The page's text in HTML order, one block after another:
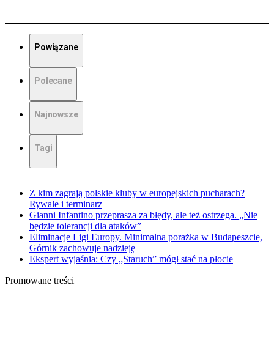
Powiązane
Polecane
Najnowsze
Tagi
Z kim zagrają polskie kluby w europejskich pucharach?
Rywale i terminarz
Gianni Infantino przeprasza za błędy, ale też ostrzega. „Nie
będzie tolerancji dla ataków”
Eliminacje Ligi Europy. Minimalna porażka w Budapeszcie,
Górnik zachowuje nadzieję
Ekspert wyjaśnia: Czy „Staruch” mógł stać na płocie
Promowane treści